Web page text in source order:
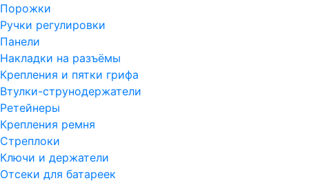
Порожки
Ручки регулировки
Панели
Накладки на разъёмы
Крепления и пятки грифа
Втулки-струнодержатели
Ретейнеры
Крепления ремня
Стреплоки
Ключи и держатели
Отсеки для батареек